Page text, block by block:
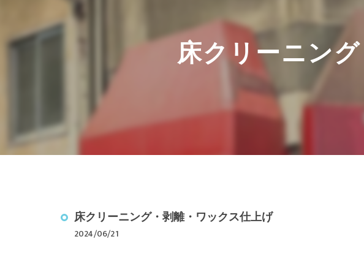
シートクリーニング
クロスReメイク
空気清浄機クリーニング
石膏トラップクリーニング
床クリーニン
床クリーニング・剥離・ワックス仕上げ
2024/06/21